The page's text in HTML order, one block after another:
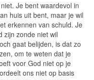
Je bent waardevol in
huis uit bent, maar je wil
erkennen van schuld. Je
zijn zonde niet wil
gaat belijden, is dat zo
om te weten dat je
voor God niet op je
ons niet op basis